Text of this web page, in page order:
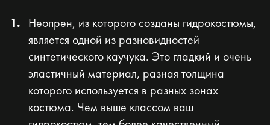
Неопрен, из которого созданы гидрокостюмы,
является одной из разновидностей
синтетического каучука. Это гладкий и очень
эластичный материал, разная толщина
которого используется в разных зонах
костюма. Чем выше классом ваш